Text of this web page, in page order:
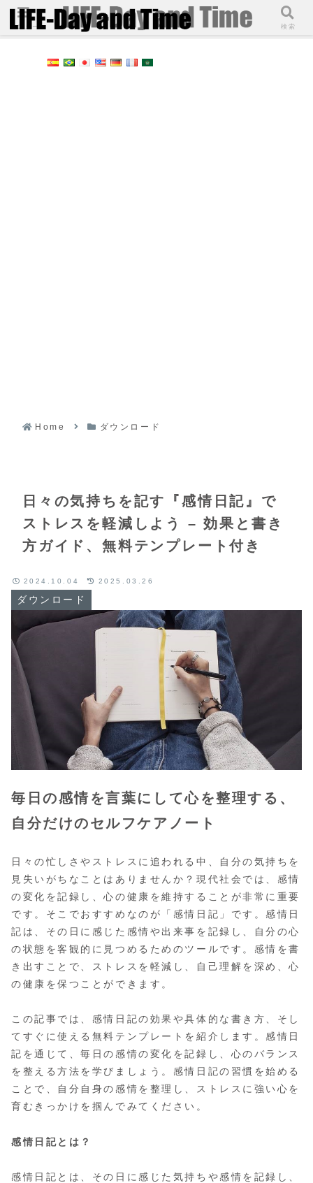
Home ダウンロード
日々の気持ちを記す『感情日記』で
ストレスを軽減しよう – 効果と書き
方ガイド、無料テンプレート付き
ダウンロード
2024.10.04 2025.03.26
毎日の感情を言葉にして心を整理する、
自分だけのセルフケアノート
日々の忙しさやストレスに追われる中、自分の気持ちを
見失いがちなことはありませんか？現代社会では、感情
の変化を記録し、心の健康を維持することが非常に重要
です。そこでおすすめなのが「感情日記」です。感情日
記は、その日に感じた感情や出来事を記録し、自分の心
の状態を客観的に見つめるためのツールです。感情を書
き出すことで、ストレスを軽減し、自己理解を深め、心
の健康を保つことができます。
この記事では、感情日記の効果や具体的な書き方、そし
てすぐに使える無料テンプレートを紹介します。感情日
記を通じて、毎日の感情の変化を記録し、心のバランス
を整える方法を学びましょう。感情日記の習慣を始める
ことで、自分自身の感情を整理し、ストレスに強い心を
育むきっかけを掴んでみてください。
感情日記とは？
感情日記とは、その日に感じた気持ちや感情を記録し、
メニュー 検索